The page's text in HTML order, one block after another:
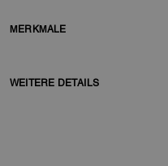
MERKMALE
WEITERE DETAILS